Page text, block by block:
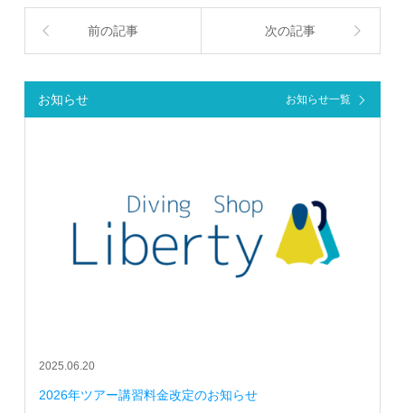
前の記事 次の記事
お知らせ お知らせ一覧
2025.06.20
2026年ツアー講習料金改定のお知らせ